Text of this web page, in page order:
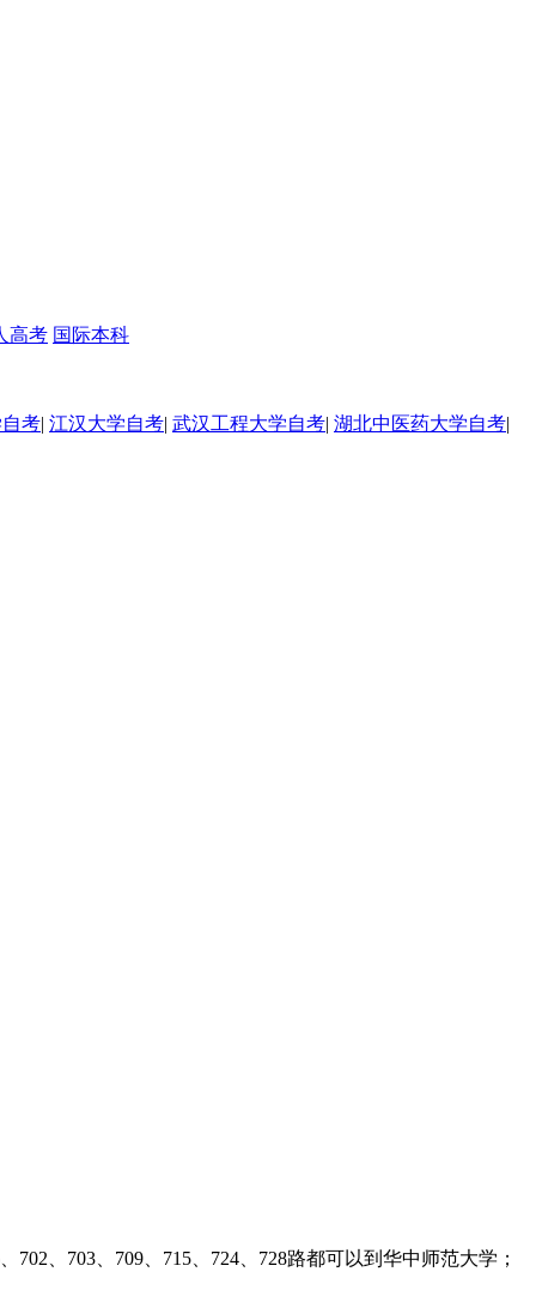
高考 国际本科
考| 江汉大学自考| 武汉工程大学自考| 湖北中医药大学自考|
702、703、709、715、724、728路都可以到华中师范大学；